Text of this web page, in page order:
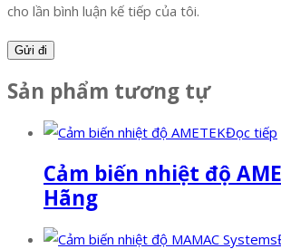
cho lần bình luận kế tiếp của tôi.
Sản phẩm tương tự
Đọc tiếp
Cảm biến nhiệt độ
Hãng